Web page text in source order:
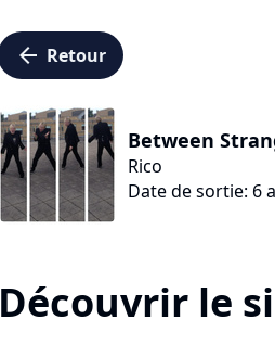
arrow_left Retour
Between
Rico
Date de sortie: 6
Découvrir le